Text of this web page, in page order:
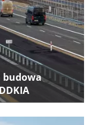
budowa